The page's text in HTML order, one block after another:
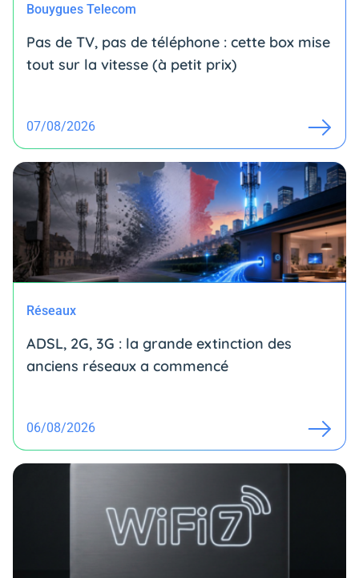
Bouygues Telecom
Pas de TV, pas de téléphone : cette box mise
tout sur la vitesse (à petit prix)
07/08/2026
Réseaux
ADSL, 2G, 3G : la grande extinction des
anciens réseaux a commencé
06/08/2026